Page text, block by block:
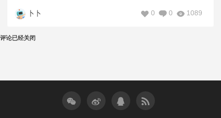
卜卜 1089
0
0
评论已经关闭